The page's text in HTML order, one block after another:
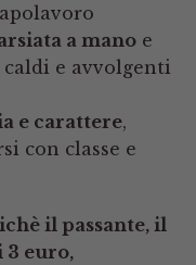
a mano e
e avvolgenti
e carattere,
con classe e
il passante, il
3 euro,